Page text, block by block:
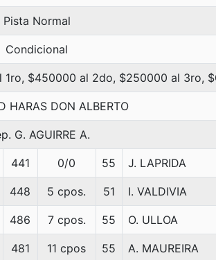
Pista Normal
Condicional
1ro, $450000 al 2do, $250000 al 3ro,
HARAS DON ALBERTO
G. AGUIRRE A.
441 0/0 55 J. LAPRIDA
448 5 cpos. 51 I. VALDIVIA
486 7 cpos. 55 O. ULLOA
481 11 cpos 55 A. MAUREIRA